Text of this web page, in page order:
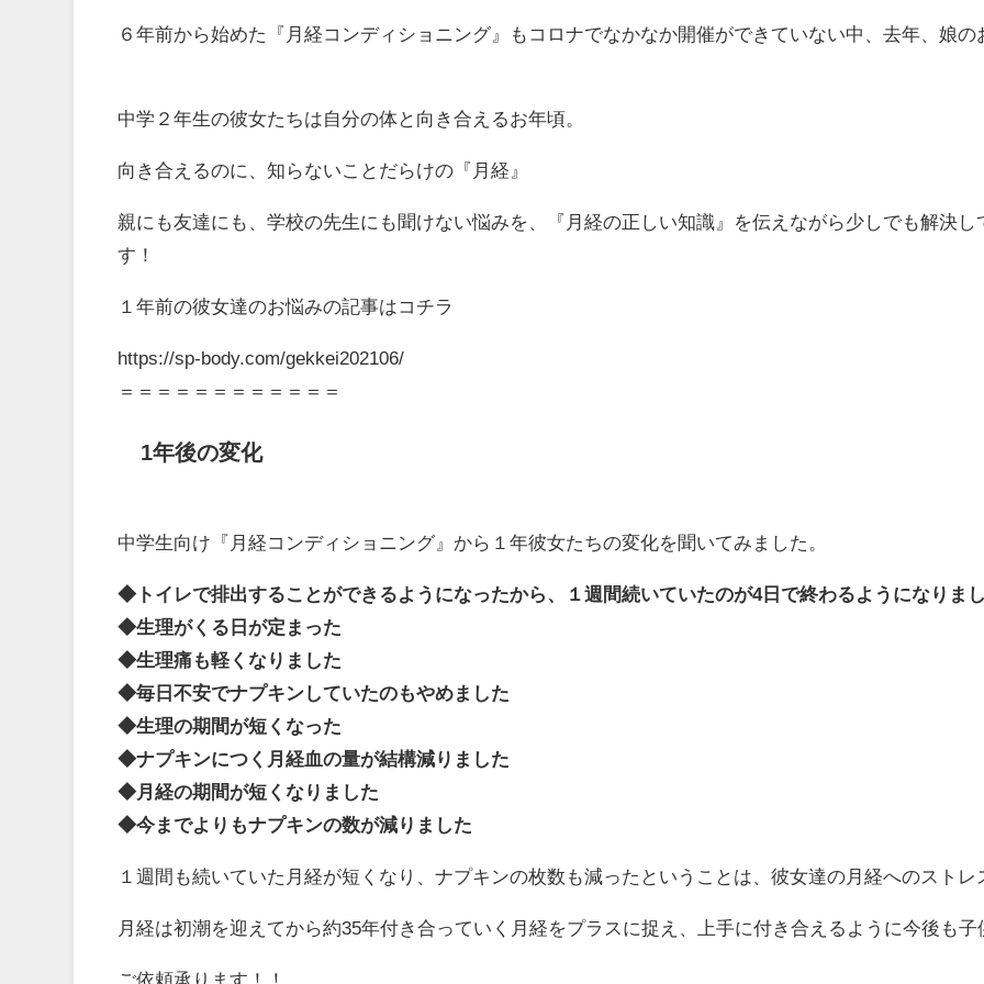
６年前から始めた『月経コンディショニング』もコロナでなかなか開催ができていない中、去年、娘
中学２年生の彼女たちは自分の体と向き合えるお年頃。
向き合えるのに、知らないことだらけの『月経』
親にも友達にも、学校の先生にも聞けない悩みを、『月経の正しい知識』を伝えながら少しでも解決
す！
１年前の彼女達のお悩みの記事はコチラ
https://sp-body.com/gekkei202106/
＝＝＝＝＝＝＝＝＝＝＝＝
1年後の変化
中学生向け『月経コンディショニング』から１年彼女たちの変化を聞いてみました。
◆トイレで排出することができるようになったから、１週間続いていたのが4日で終わるようになりま
◆生理がくる日が定まった
◆生理痛も軽くなりました
◆毎日不安でナプキンしていたのもやめました
◆生理の期間が短くなった
◆ナプキンにつく月経血の量が結構減りました
◆月経の期間が短くなりました
◆今までよりもナプキンの数が減りました
１週間も続いていた月経が短くなり、ナプキンの枚数も減ったということは、彼女達の月経へのスト
月経は初潮を迎えてから約35年付き合っていく月経をプラスに捉え、上手に付き合えるように今後も
ご依頼承ります！！